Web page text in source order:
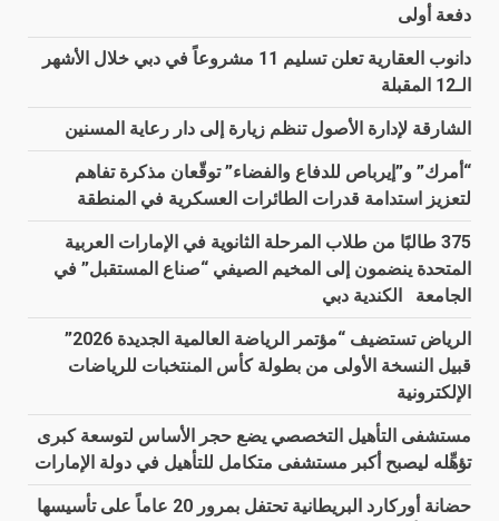
دفعة أولى
دانوب العقارية تعلن تسليم 11 مشروعاً في دبي خلال الأشهر
الـ12 المقبلة
الشارقة لإدارة الأصول تنظم زيارة إلى دار رعاية المسنين
“أمرك” و”إيرباص للدفاع والفضاء” توقّعان مذكرة تفاهم
لتعزيز استدامة قدرات الطائرات العسكرية في المنطقة
375 طالبًا من طلاب المرحلة الثانوية في الإمارات العربية
المتحدة ينضمون إلى المخيم الصيفي “صناع المستقبل” في
الجامعة الكندية دبي
الرياض تستضيف “مؤتمر الرياضة العالمية الجديدة 2026”
قبيل النسخة الأولى من بطولة كأس المنتخبات للرياضات
الإلكترونية
مستشفى التأهيل التخصصي يضع حجر الأساس لتوسعة كبرى
تؤهِّله ليصبح أكبر مستشفى متكامل للتأهيل في دولة الإمارات
حضانة أوركارد البريطانية تحتفل بمرور 20 عاماً على تأسيسها